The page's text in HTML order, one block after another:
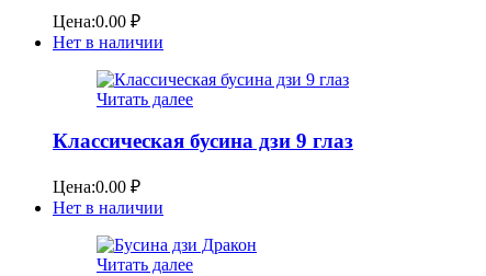
Цена:0.00 ₽
Нет в наличии
Читать далее
Классическая бусина дзи 9 глаз
Цена:0.00 ₽
Нет в наличии
Читать далее